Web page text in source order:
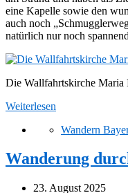
eine Kapelle sowie den
auch noch
natürlich nur noch
Die Wallfahrtskirche Maria
Weiterlesen
Wandern
Wanderung
23. August 2025